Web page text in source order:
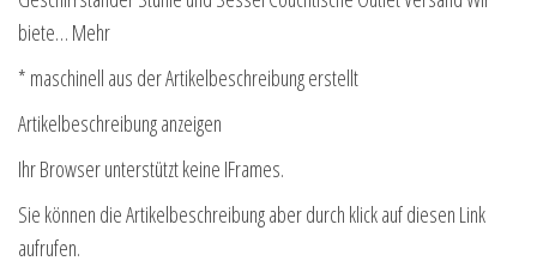
biete… Mehr
* maschinell aus der Artikelbeschreibung erstellt
Artikelbeschreibung anzeigen
Ihr Browser unterstützt keine IFrames.
Sie können die Artikelbeschreibung aber durch klick auf diesen Link
aufrufen.